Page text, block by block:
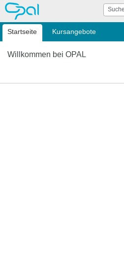
OPAL Suche
Startseite Kursangebote
Willkommen bei OPAL